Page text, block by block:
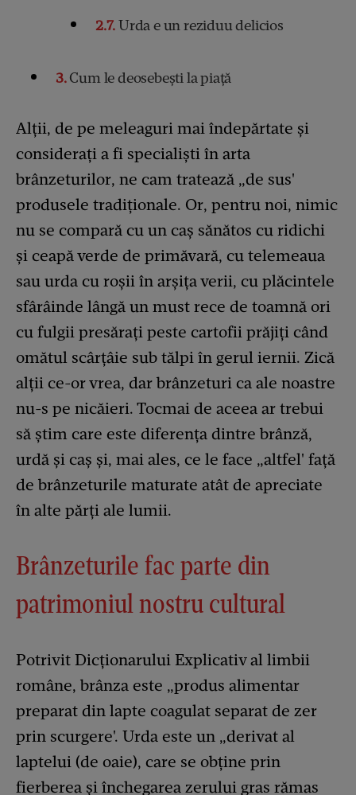
2.7 Urda e un reziduu delicios
3Cum le deosebești la piață
Alții, de pe meleaguri mai îndepărtate și
considerați a fi specialiști în arta
brânzeturilor, ne cam tratează „de sus'
produsele tradiționale. Or, pentru noi, nimic
nu se compară cu un caș sănătos cu ridichi
și ceapă verde de primăvară, cu telemeaua
sau urda cu roșii în arșița verii, cu plăcintele
sfârâinde lângă un must rece de toamnă ori
cu fulgii presărați peste cartofii prăjiți când
omătul scârțâie sub tălpi în gerul iernii. Zică
alții ce-or vrea, dar brânzeturi ca ale noastre
nu-s pe nicăieri. Tocmai de aceea ar trebui
să știm care este diferenţa dintre brânză,
urdă şi caş și, mai ales, ce le face „altfel' față
de brânzeturile maturate atât de apreciate
în alte părți ale lumii.
Brânzeturile fac parte din
patrimoniul nostru cultural
Potrivit Dicționarului Explicativ al limbii
române, brânza este „produs alimentar
preparat din lapte coagulat separat de zer
prin scurgere'. Urda este un „derivat al
laptelui (de oaie), care se obține prin
fierberea și închegarea zerului gras rămas